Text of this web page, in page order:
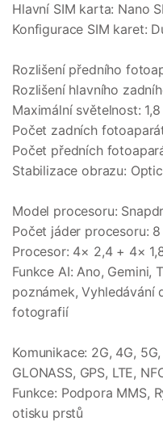
Hlavní SIM karta: Nano
Konfigurace SIM karet:
Rozlišení předního
Rozlišení hlavního
Maximální světelnost:
Počet zadních
Počet předních
Stabilizace obrazu:
Model procesoru:
Počet jáder procesoru: 8
Procesor: 4× 2,4 + 4×
Funkce AI: Ano, Gemini,
poznámek,
fotografií
Komunikace: 2G, 4G,
GLONASS, GPS, LTE,
Funkce: Podpora MMS,
otisku prstů